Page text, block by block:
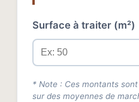
Surface à traiter (m²)
* Note : Ces montants
sur des moyennes de